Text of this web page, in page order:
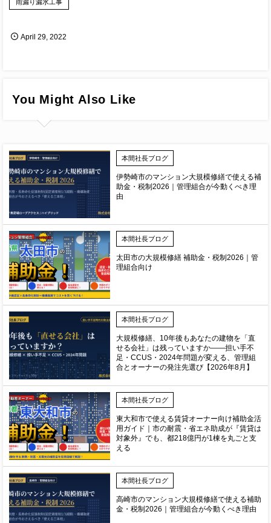
雨漏り漏水工事
April 29,2022
You Might Also Like
本間社長ブログ
伊勢崎市のマンション大規模修繕で使える補
助金・税制2026｜管理組合が今動くべき理
由
本間社長ブログ
太田市の大規模修繕 補助金・税制2026｜管
理組合向け
本間社長ブログ
大規模修繕、10年後もあなたの建物を「直
せる会社」は残っていますか——担い手不
足・CCUS・2024年問題が変える、管理組
合とオーナーの発注先選び【2026年8月】
本間社長ブログ
東大和市で使える賃貸オーナー向け補助金活
用ガイド｜市の耐震・省エネ助成が『賃貸は
対象外』でも、都218億円が1棟を丸ごと支
える
本間社長ブログ
高崎市のマンション大規模修繕で使える補助
金・税制2026｜管理組合が今動くべき理由